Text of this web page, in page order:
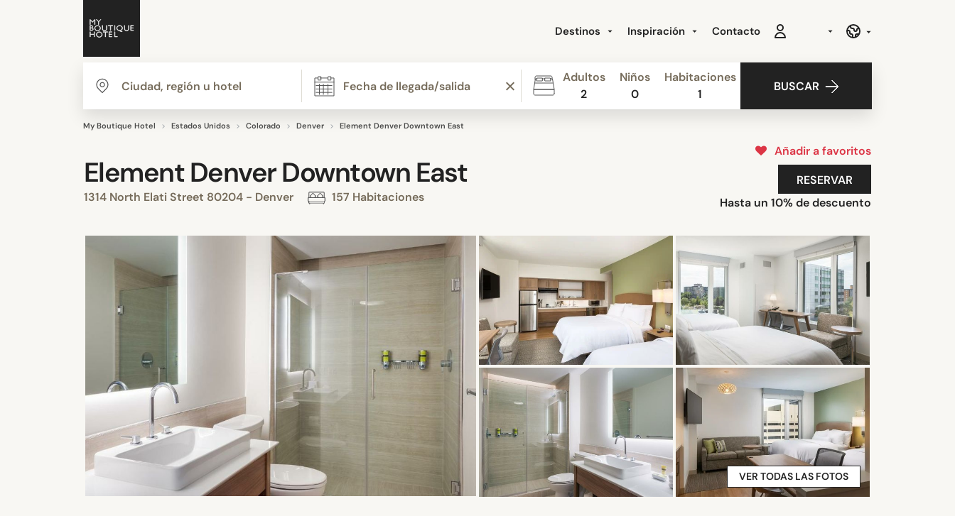
Destinos Inspiración Contacto
Adultos
2
Niños
0
Habitaciones
1
BUSCAR
My Boutique Hotel Estados Unidos Colorado Denver Element Denver Downtown East
Element Denver Downtown East
1314 North Elati Street 80204 - Denver 157 Habitaciones
Añadir a favoritos
RESERVAR
Hasta un 10% de descuento
VER TODAS LAS FOTOS